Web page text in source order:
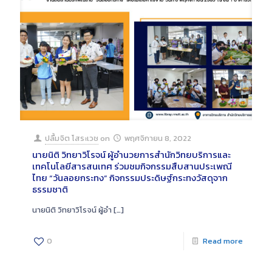
ปลื้มจิต โสระเวช on พฤศจิกายน 8, 2022
นายนิติ วิทยาวิโรจน์ ผู้อำนวยการสำนักวิทยบริการและ
เทคโนโลยีสารสนเทศ ร่วมชมกิจกรรมสืบสานประเพณี
ไทย “วันลอยกระทง” กิจกรรมประดิษฐ์กระทงวัสดุจาก
ธรรมชาติ
นายนิติ วิทยาวิโรจน์ ผู้อำ […]
0 Read more